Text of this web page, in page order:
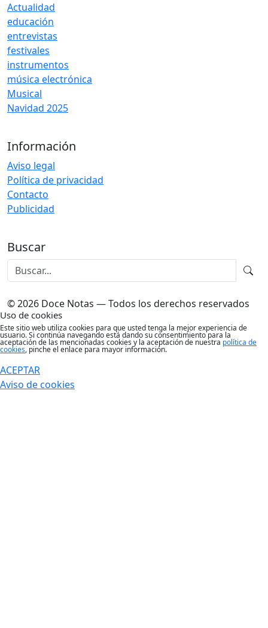
Actualidad
educación
entrevistas
festivales
instrumentos
música electrónica
Musical
Navidad 2025
Información
Aviso legal
Política de privacidad
Contacto
Publicidad
Buscar
© 2026 Doce Notas — Todos los derechos reservados
Uso de cookies
Este sitio web utiliza cookies para que usted tenga la mejor experiencia de
usuario. Si continúa navegando está dando su consentimiento para la
aceptación de las mencionadas cookies y la aceptación de nuestra política de
cookies, pinche el enlace para mayor información.
ACEPTAR
Aviso de cookies